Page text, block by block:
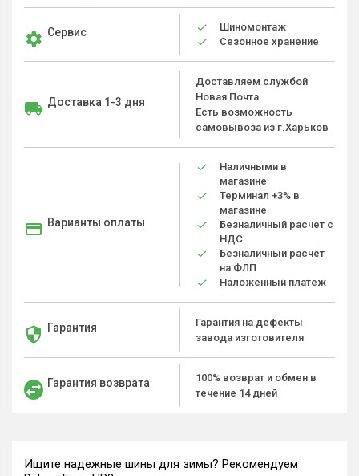
Сервис
Шиномонтаж
Сезонное хранение
Доставка 1-3 дня
Доставляем службой
Новая Почта
Есть возможность
самовывоза из г.Харьков
Варианты оплаты
Наличными в
магазине
Терминал +3% в
магазине
Безналичный расчет с
НДС
Безналичный расчёт
на ФЛП
Наложенный платеж
Гарантия
Гарантия на дефекты
завода изготовителя
Гарантия возврата
100% возврат и обмен в
течение 14 дней
Ищите надежные шины для зимы? Рекомендуем